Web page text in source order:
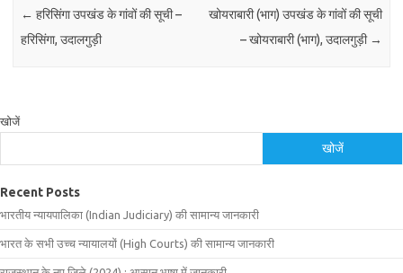
← हरिसिंगा उपखंड के गांवों की सूची –
हरिसिंगा, उदालगुड़ी
खोयराबारी (भाग) उपखंड के गांवों की सूची
– खोयराबारी (भाग), उदालगुड़ी →
खोजें
खोजें
Recent Posts
भारतीय न्यायपालिका (Indian Judiciary) की सामान्य जानकारी
भारत के सभी उच्च न्यायालयों (High Courts) की सामान्य जानकारी